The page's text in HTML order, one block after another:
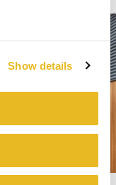
Show details